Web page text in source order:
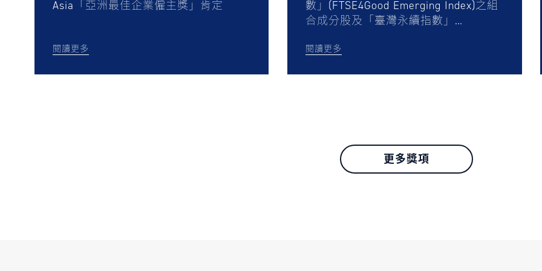
Asia「亞洲最佳企業僱主獎」肯定
閱讀更多
數」(FTSE4Good Emerging Index)之組
合成分股及「臺灣永續指數」
成分股
閱讀更多
更多獎項